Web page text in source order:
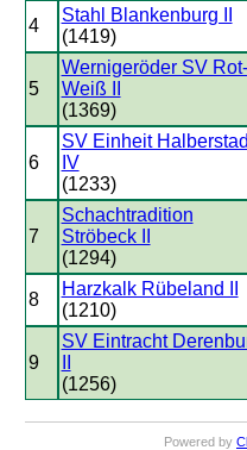
4
Stahl Blankenburg II
(1419)
5
Wernigeröder SV Rot-
Weiß II
(1369)
6
SV Einheit
IV
(1233)
7
Schachtradition
Ströbeck II
(1294)
8
Harzkalk Rübeland II
(1210)
9
SV Eintracht
(1256)
Powered by